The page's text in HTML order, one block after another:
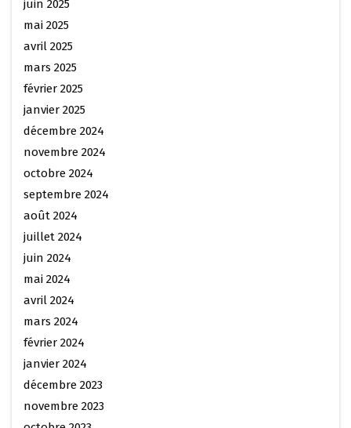
juin 2025
mai 2025
avril 2025
mars 2025
février 2025
janvier 2025
décembre 2024
novembre 2024
octobre 2024
septembre 2024
août 2024
juillet 2024
juin 2024
mai 2024
avril 2024
mars 2024
février 2024
janvier 2024
décembre 2023
novembre 2023